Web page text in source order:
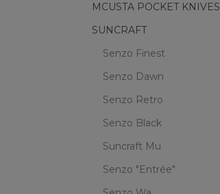
MCUSTA POCKET KNIVES
SUNCRAFT
Senzo Finest
Senzo Dawn
Senzo Retro
Senzo Black
Suncraft Mu
Senzo "Entrée"